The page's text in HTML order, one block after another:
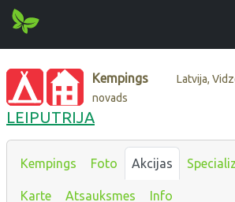
Kempings
Latvija,
novads
LEIPUTRIJA
Kempings Foto Akcijas
Karte Atsauksmes Info